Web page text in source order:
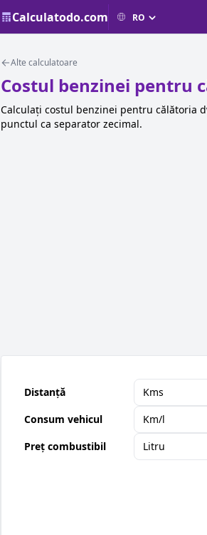
Calculatodo.com
Alte calculatoare
Costul benzinei pentru
Calculați costul benzinei pentru călătoria
punctul ca separator zecimal.
Distanță
Consum vehicul
Preț combustibil